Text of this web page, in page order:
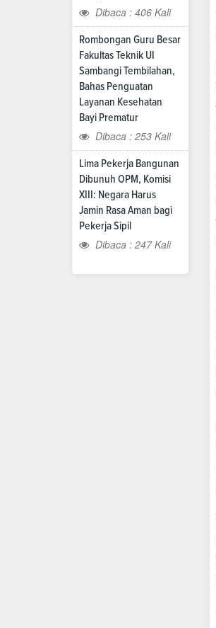
Dibaca : 406 Kali
Rombongan Guru Besar
Fakultas Teknik UI
Sambangi Tembilahan,
Bahas Penguatan
Layanan Kesehatan
Bayi Prematur
Dibaca : 253 Kali
Lima Pekerja Bangunan
Dibunuh OPM, Komisi
XIII: Negara Harus
Jamin Rasa Aman bagi
Pekerja Sipil
Dibaca : 247 Kali